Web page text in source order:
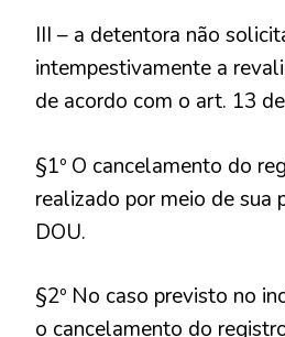
III – a detentora não
intempestivamente a
de acordo com o art. 13
§1º O cancelamento do
realizado por meio de sua
DOU.
§2º No caso previsto no
o cancelamento do